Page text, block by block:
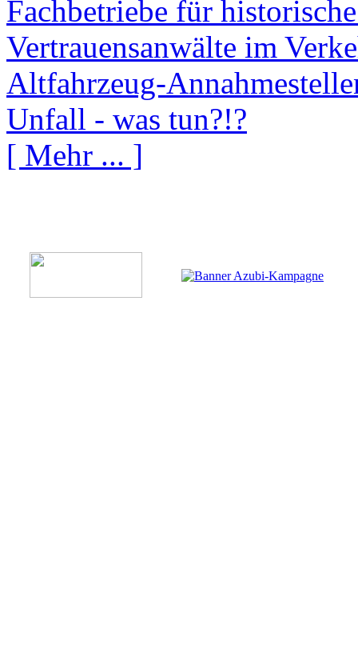
Fachbetriebe für
Vertrauensanwälte im
Altfahrzeug-
Unfall - was tun?!?
[ Mehr ... ]